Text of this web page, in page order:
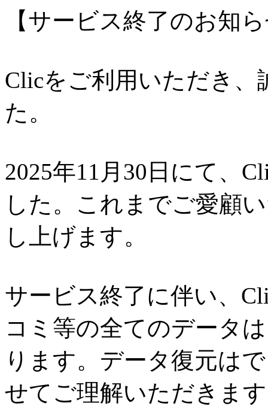
【サービス終了のお知
Clicをご利用いただき
た。
2025年11月30日にて、
した。これまでご愛顧
し上げます。
サービス終了に伴い、
コミ等の全てのデータ
ります。データ復元は
せてご理解いただきま